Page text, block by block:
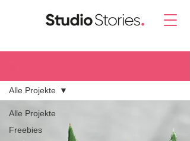
Alle Projekte
Freebies
Alle Projekte